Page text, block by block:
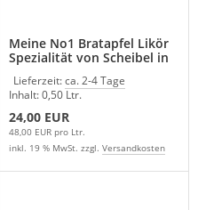
Meine No1 Bratapfel Likör
Spezialität von Scheibel in
Lieferzeit:ca. 2-4 Tage
Inhalt: 0,50 Ltr.
24,00 EUR
48,00 EUR pro Ltr.
inkl. 19 % MwSt. zzgl. Versandkosten